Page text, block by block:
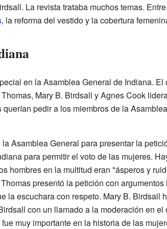
La revista trataba muchos temas.
, la reforma del vestido y la cobertura
en la Asamblea General de Indiana.
Mary B. Birdsall y Agnes Cook
querían pedir a los miembros de la
Asamblea General para presentar la
para permitir el voto de las mujeres.
hombres en la multitud eran "ásperos y
presentó la petición con
la escuchara con respeto. Mary B. Birdsall
con un llamado a la moderación en
muy importante en la historia de las